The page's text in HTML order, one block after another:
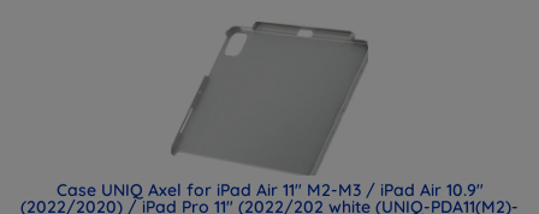
Case UNIQ Axel for iPad Air 11" M2-M3 / iPad Air 10.9"
(2022/2020) / iPad Pro 11" (2022/202 white (UNIQ-PDA11(M2)-